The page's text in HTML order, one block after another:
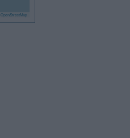
OpenStreetMap